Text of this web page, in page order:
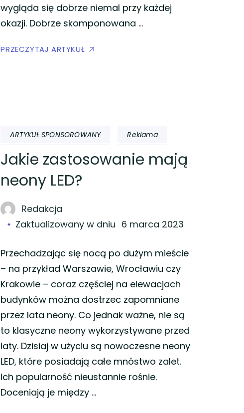
wygląda się dobrze niemal przy każdej
okazji. Dobrze skomponowana …
PRZECZYTAJ ARTYKUŁ
ARTYKUŁ SPONSOROWANY Reklama
Jakie zastosowanie mają
neony LED?
Redakcja
Zaktualizowany w dniu 6 marca 2023
Przechadzając się nocą po dużym mieście
– na przykład Warszawie, Wrocławiu czy
Krakowie – coraz częściej na elewacjach
budynków można dostrzec zapomniane
przez lata neony. Co jednak ważne, nie są
to klasyczne neony wykorzystywane przed
laty. Dzisiaj w użyciu są nowoczesne neony
LED, które posiadają całe mnóstwo zalet.
Ich popularność nieustannie rośnie.
Doceniają je między …